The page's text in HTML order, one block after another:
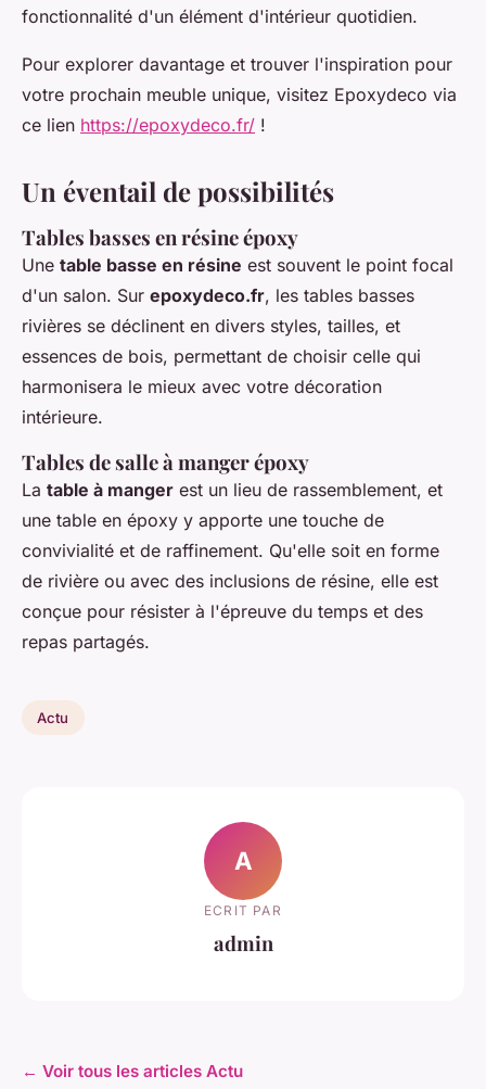
fonctionnalité d'un élément d'intérieur quotidien.
Pour explorer davantage et trouver l'inspiration pour
votre prochain meuble unique, visitez Epoxydeco via
ce lien https://epoxydeco.fr/ !
Un éventail de possibilités
Tables basses en résine époxy
Une table basse en résine est souvent le point focal
d'un salon. Sur epoxydeco.fr, les tables basses
rivières se déclinent en divers styles, tailles, et
essences de bois, permettant de choisir celle qui
harmonisera le mieux avec votre décoration
intérieure.
Tables de salle à manger époxy
La table à manger est un lieu de rassemblement, et
une table en époxy y apporte une touche de
convivialité et de raffinement. Qu'elle soit en forme
de rivière ou avec des inclusions de résine, elle est
conçue pour résister à l'épreuve du temps et des
repas partagés.
Actu
A
ECRIT PAR
admin
← Voir tous les articles Actu